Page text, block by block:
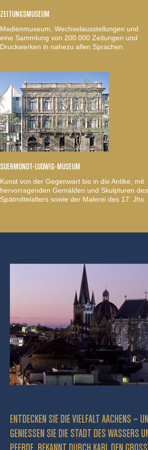
ZEITUNGSMUSEUM
Medienmuseum, Wechselausstellungen und
eine Sammlung von 200.000 Zeitungen und
Druckwerken in nahezu allen Sprachen.
SUERMONDT-LUDWIG-MUSEUM
Kunst von der Gegenwart bis in die Antike, mit
hervorragenden Gemälden und Skulpturen des
Spätmittelalters sowie der Malerei des 17. Jhs.
ENTDECKEN SIE DIE VIELFALT AACHENS –
GENIESSEN SIE DIE STADT DES WASSERS